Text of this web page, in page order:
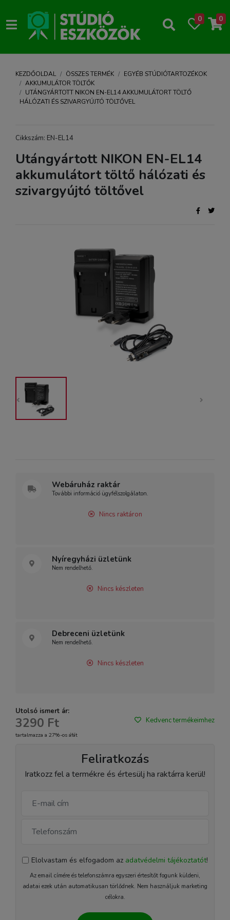
0 0
KEZDŐOLDAL ÖSSZES TERMÉK
EGYÉB STÚDIÓTARTOZÉKOK
AKKUMULÁTOR TÖLTŐK
UTÁNGYÁRTOTT NIKON EN-EL14 AKKUMULÁTORT TÖLTŐ
HÁLÓZATI ÉS SZIVARGYÚJTÓ TÖLTŐVEL
Cikkszám: EN-EL14
Utángyártott NIKON EN-EL14
akkumulátort töltő hálózati és
szivargyújtó töltővel
Webáruház raktár
További információ ügyfélszolgálaton.
Nincs raktáron
Nyíregyházi üzletünk
Nem rendelhető.
Nincs készleten
Debreceni üzletünk
Nem rendelhető.
Nincs készleten
Utolsó ismert ár:
3290 Ft
tartalmazza a 27%-os áfát
Kedvenc termékeimhez
Feliratkozás
Iratkozz fel a termékre és értesülj ha raktárra kerül!
Elolvastam és elfogadom az adatvédelmi tájékoztatót!
Az email címére és telefonszámra egyszeri értesítőt fogunk küldeni,
adatai ezek után automatikusan törlődnek. Nem használjuk marketing
célokra.